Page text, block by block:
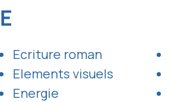
E
Ecriture roman
Elements visuels
Energie